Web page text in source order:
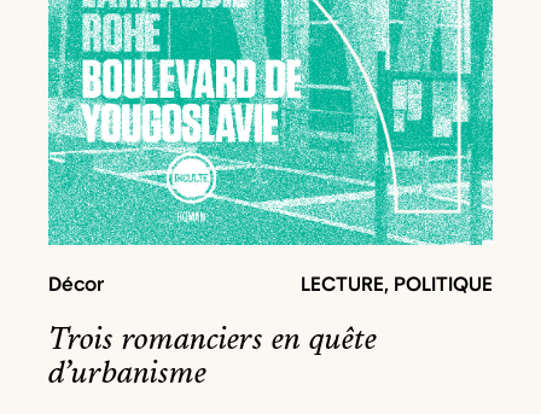
Décor LECTURE, POLITIQUE
Trois romanciers en quête
d’urbanisme